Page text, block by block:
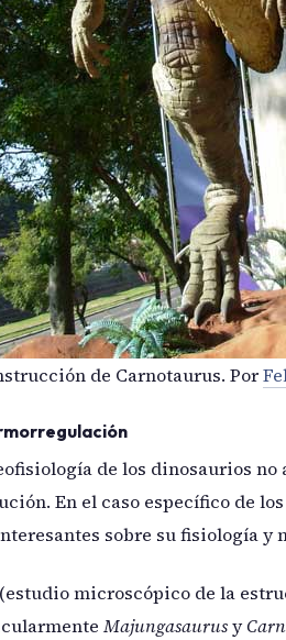
de Carnotaurus. Por
de los dinosaurios
En el caso específico de
sobre su fisiología y
(estudio microscópico de la
Majungasaurusy